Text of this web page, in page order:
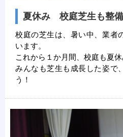
夏休み 校庭芝生も整
校庭の芝生は、暑い中、業者
います。
これから１か月間、校庭も夏休
みんなも芝生も成長した姿で
う！